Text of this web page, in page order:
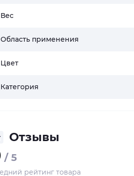
Вес
Область применения
Цвет
Категория
Отзывы
/ 5
рейтинг товара